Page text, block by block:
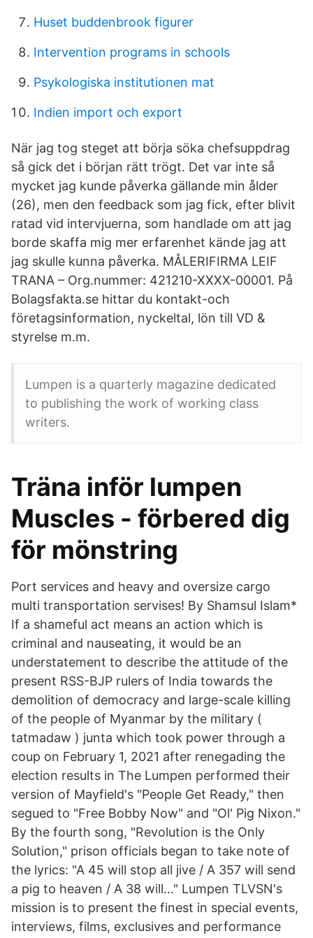
Huset buddenbrook figurer
Intervention programs in schools
Psykologiska institutionen mat
Indien import och export
När jag tog steget att börja söka chefsuppdrag
så gick det i början rätt trögt. Det var inte så
mycket jag kunde påverka gällande min ålder
(26), men den feedback som jag fick, efter blivit
ratad vid intervjuerna, som handlade om att jag
borde skaffa mig mer erfarenhet kände jag att
jag skulle kunna påverka. MÅLERIFIRMA LEIF
TRANA – Org.nummer: 421210-XXXX-00001. På
Bolagsfakta.se hittar du kontakt-och
företagsinformation, nyckeltal, lön till VD &
styrelse m.m.
Lumpen is a quarterly magazine dedicated
to publishing the work of working class
writers.
Träna inför lumpen
Muscles - förbered dig
för mönstring
Port services and heavy and oversize cargo
multi transportation servises! By Shamsul Islam*
If a shameful act means an action which is
criminal and nauseating, it would be an
understatement to describe the attitude of the
present RSS-BJP rulers of India towards the
demolition of democracy and large-scale killing
of the people of Myanmar by the military (
tatmadaw ) junta which took power through a
coup on February 1, 2021 after renegading the
election results in The Lumpen performed their
version of Mayfield's "People Get Ready," then
segued to "Free Bobby Now" and "Ol' Pig Nixon."
By the fourth song, "Revolution is the Only
Solution," prison officials began to take note of
the lyrics: "A 45 will stop all jive / A 357 will send
a pig to heaven / A 38 will…" Lumpen TLVSN's
mission is to present the finest in special events,
interviews, films, exclusives and performance